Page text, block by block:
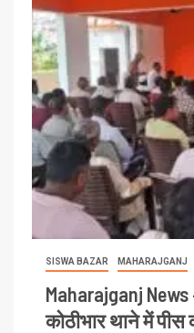
SISWA BAZAR MAHARAJGANJ
Maharajganj
कोठीभार थाने में पीस